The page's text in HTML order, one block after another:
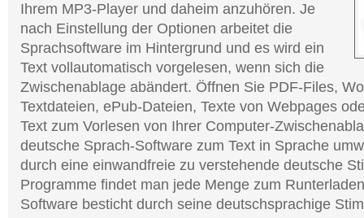
Ihrem MP3-Player und daheim anzuhören. Je
nach Einstellung der Optionen arbeitet die
Sprachsoftware im Hintergrund und es wird ein
Text vollautomatisch vorgelesen, wenn sich die
Zwischenablage abändert. Öffnen Sie PDF-Files,
Textdateien, ePub-Dateien, Texte von Webpages
Text zum Vorlesen von Ihrer Computer-
deutsche Sprach-Software zum Text in Sprache
durch eine einwandfreie zu verstehende deutsche
Programme findet man jede Menge zum
Software besticht durch seine deutschsprachige